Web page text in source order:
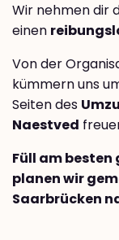
Wir nehmen dir
einen
Von der
kümmern uns
Seiten des
Naestved
Füll am besten
planen wir
Saarbrücken